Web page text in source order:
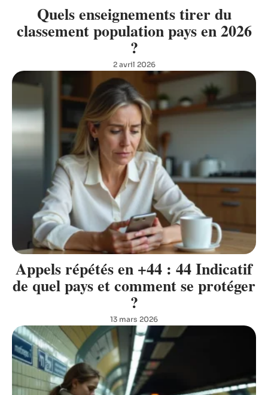
Quels enseignements tirer du
classement population pays en 2026
?
2 avril 2026
Appels répétés en +44 : 44 Indicatif
de quel pays et comment se protéger
?
13 mars 2026